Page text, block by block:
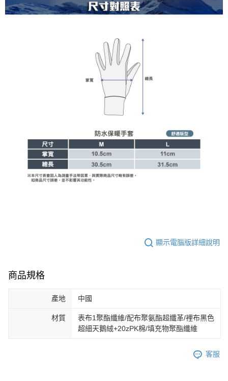
顯示電腦版詳細說明
商品規格
產地 中國
材質
表布1聚酯纖維/配布聚氨酯超纖革/裡布黑色
超細天鵝絨+20zPK棉/填充物聚酯纖維
客服